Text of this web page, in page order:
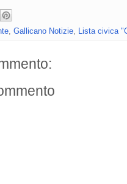
Gallicano Notizie Lista civica